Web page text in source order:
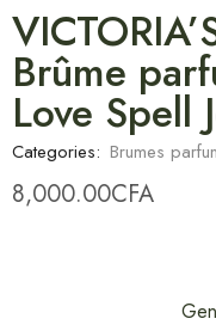
Brûme
Love Spell
Categories: Brumes
8,000.00CFA